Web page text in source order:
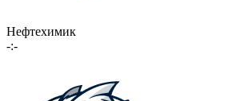
Нефтехимик
-:-